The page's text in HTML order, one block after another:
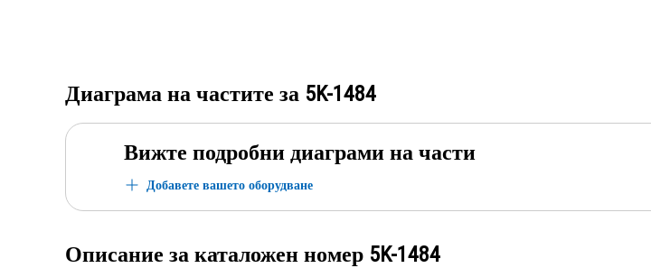
Диаграма на частите за 5K-1484
Вижте подробни диаграми на части
Добавете вашето оборудване
Описание за каталожен номер 5K-1484